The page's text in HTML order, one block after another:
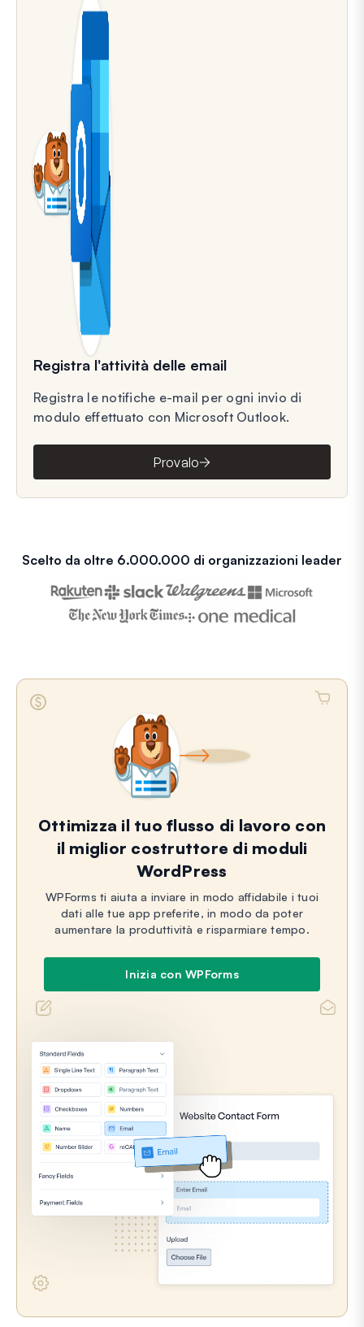
Registra l'attività delle email
Registra le notifiche e-mail per ogni invio di
modulo effettuato con Microsoft Outlook.
Provalo
Scelto da oltre 6.000.000 di organizzazioni leader
Ottimizza il tuo flusso di lavoro con
il miglior costruttore di moduli
WordPress
WPForms ti aiuta a inviare in modo affidabile i tuoi
dati alle tue app preferite, in modo da poter
aumentare la produttività e risparmiare tempo.
Inizia con WPForms